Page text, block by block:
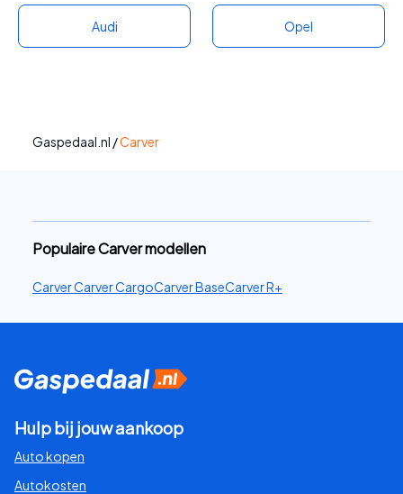
Audi Opel
Gaspedaal.nl /Carver
Populaire Carver modellen
Carver Carver CargoCarver BaseCarver R+
Hulp bij jouw aankoop
Auto kopen
Autokosten